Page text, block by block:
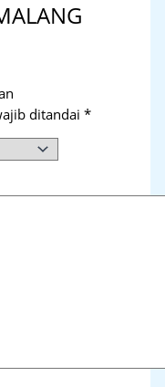
ditandai*